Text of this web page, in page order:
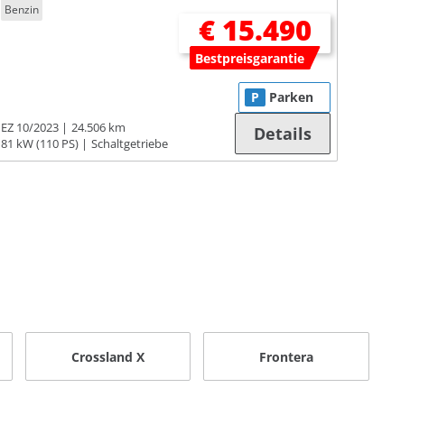
Benzin
€ 15.490
Bestpreisgarantie
EZ 10/2023
24.506 km
81 kW (110 PS)
Schaltgetriebe
P Parken
Details
Crossland X Frontera